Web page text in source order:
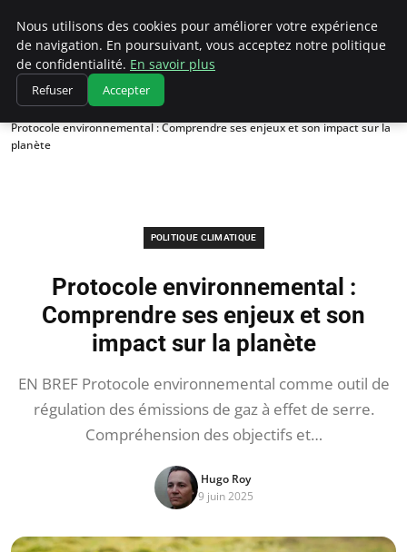
Climatedebtagents
Accueil
Politique climatique
Protocole environnemental : Comprendre ses enjeux et son impact sur la
planète
POLITIQUE CLIMATIQUE
Protocole environnemental :
Comprendre ses enjeux et son
impact sur la planète
EN BREF Protocole environnemental comme outil de
régulation des émissions de gaz à effet de serre.
Compréhension des objectifs et…
Hugo Roy
9 juin 2025
Nous utilisons des cookies pour améliorer votre expérience
de navigation. En poursuivant, vous acceptez notre politique
de confidentialité. En savoir plus
Refuser Accepter